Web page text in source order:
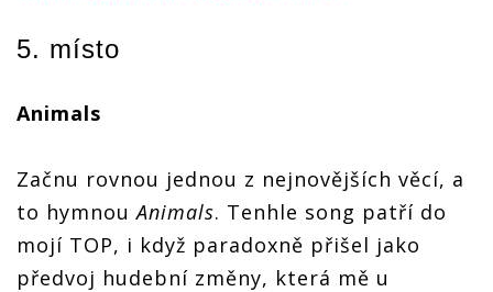
5. místo
Animals
Začnu rovnou jednou z nejnovějších věcí, a
to hymnouAnimals. Tenhle song patří do
mojí TOP, i když paradoxně přišel jako
předvoj hudební změny, která mě u